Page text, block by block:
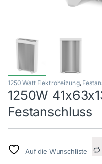
1250 Watt Elektroheizung,
1250W
Festanschluss
Auf die Wunschliste